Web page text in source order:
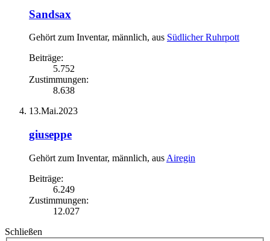
Sandsax
Gehört zum Inventar, männlich, aus Südlicher Ruhrpott
Beiträge:
5.752
Zustimmungen:
8.638
13.Mai.2023
giuseppe
Gehört zum Inventar, männlich, aus Airegin
Beiträge:
6.249
Zustimmungen:
12.027
Schließen